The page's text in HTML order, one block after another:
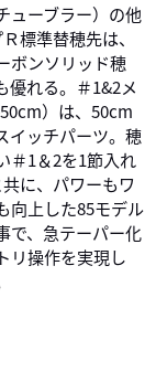
ューブラー）の他
標準替穂先は、
ボンソリッド穂
優れる。＃1&2メ
）は、50cm
イッチパーツ。穂
＃1＆2を1節入れ
に、パワーもワ
向上した85モデル
で、急テーパー化
リ操作を実現し